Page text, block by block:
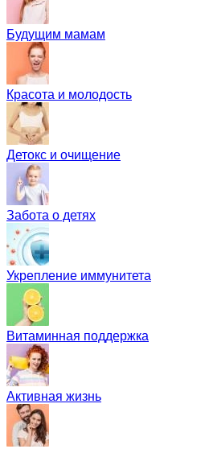
Будущим мамам
Красота и молодость
Детокс и очищение
Забота о детях
Укрепление иммунитета
Витаминная поддержка
Активная жизнь